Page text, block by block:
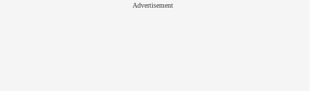
Advertisement